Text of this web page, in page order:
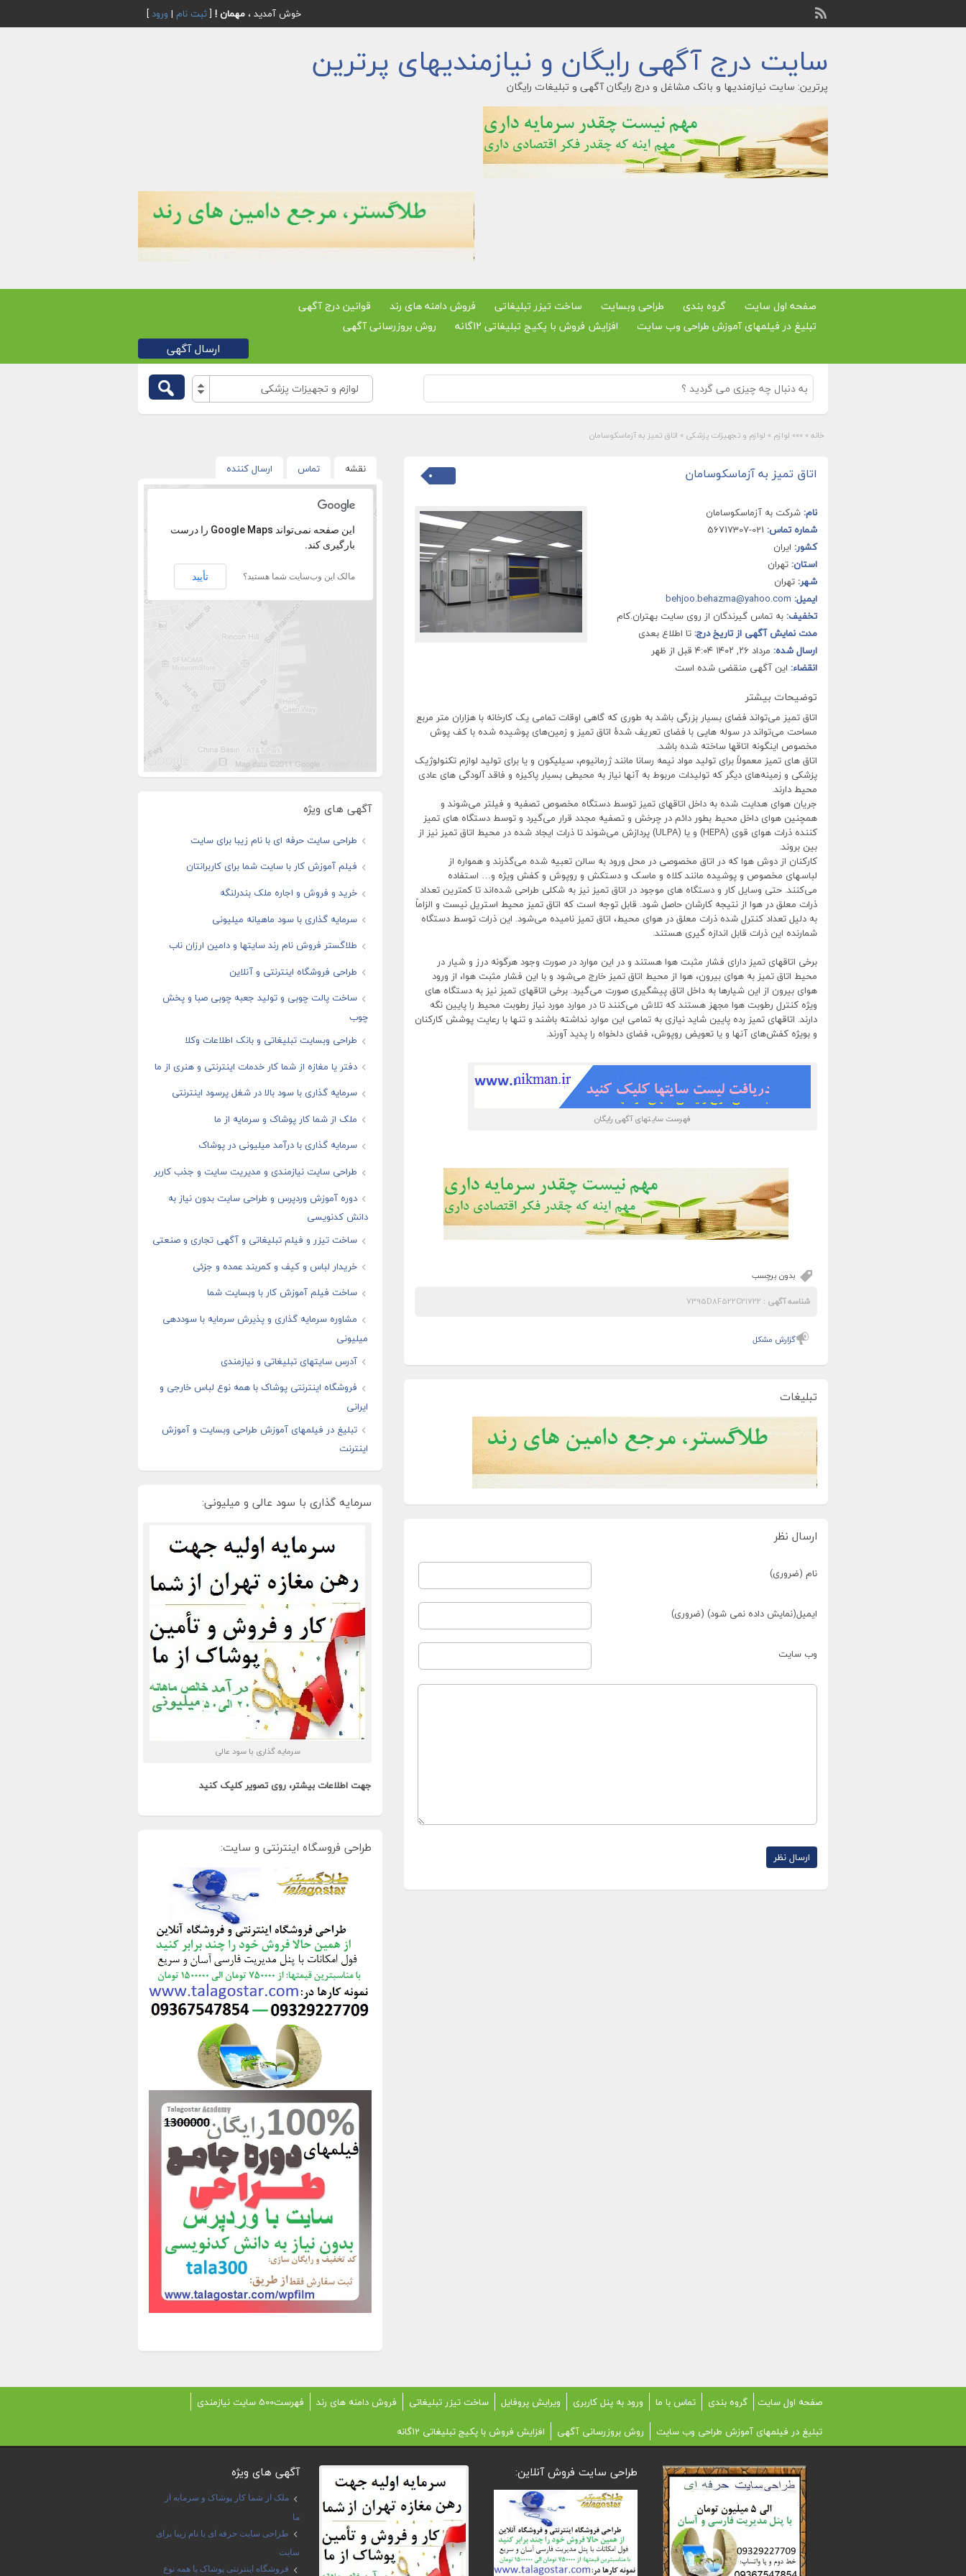
خوش آمدید ، مهمان ! [ثبت نام | ورود]
سایت درج آگهی رایگان و نیازمندیهای پرترین
پرترین: سایت نیازمندیها و بانک مشاغل و درج رایگان آگهی و تبلیغات رایگان
صفحه اول سایت گروه بندی طراحی وبسایت ساخت تیزر تبلیغاتی فروش دامنه های رند
قوانین درج آگهی
تبلیغ در فیلمهای آموزش طراحی وب سایت
افزایش فروش با پکیج تبلیغاتی 12گانه روش بروزرسانی آگهی
ارسال آگهی
لوازم و تجهیزات پزشکی
خانه » »»» لوازم » لوازم و تجهیزات پزشکی » اتاق تمیز به آزماسکوسامان
اتاق تمیز به آزماسکوسامان
نام: شرکت به آزماسکوسامان
شماره تماس:
کشور: ایران
استان: تهران
شهر: تهران
ایمیل: behjoo.behazma@yahoo.com
تخفیف: به تماس گیرندگان از روی سایت بهتران.کام
مدت نمایش آگهی از تاریخ درج: تا اطلاع بعدی
ارسال شده: مرداد ۲۶, ۱۴۰۲ ۴:۰۴ قبل از ظهر
انقضاء: این آگهی منقضی شده است
توضیحات بیشتر
اتاق تمیز می‌تواند فضای بسیار بزرگی باشد به طوری که گاهی اوقات تمامی یک کارخانه با هزاران متر مربع
مساحت می‌تواند در سوله هایی با فضای تعریف شدهٔ اتاق تمیز و زمین‌های پوشیده شده با کف پوش
مخصوص اینگونه اتاقها ساخته شده باشد.
اتاق ‌های تمیز معمولاً برای تولید مواد نیمه رسانا مانند ژرمانیوم، سیلیکون و یا برای تولید لوازم تکنولوژیک
پزشکی و زمینه‌های دیگر که تولیدات مربوط به آنها نیاز به محیطی بسیار پاکیزه و فاقد آلودگی های عادی
محیط دارند.
جریان هوای هدایت شده به داخل اتاقهای تمیز توسط دستگاه مخصوص تصفیه و فیلتر می‌شوند و
همچنین هوای داخل محیط بطور دائم در چرخش و تصفیه مجدد قرار می‌گیرد و توسط دستگاه های تمیز
کننده ذرات هوای قوی (HEPA) و یا (ULPA) پردازش می‌شوند تا ذرات ایجاد شده در محیط اتاق تمیز نیز از
بین بروند.
کارکنان از دوش هوا که در اتاق مخصوصی در محل ورود به سالن تعبیه شده می‌گذرند و همواره از
لباسهای مخصوص و پوشیده مانند کلاه و ماسک و دستکش و روپوش و کفش ویژه و… استفاده
می‌کنند. حتی وسایل کار و دستگاه های موجود در اتاق تمیز نیز به شکلی طراحی شده‌اند تا کمترین تعداد
ذرات معلق در هوا از نتیجه کارشان حاصل شود. قابل توجه‌ است که اتاق تمیز محیط استریل نیست و الزاماً
به دلیل تعداد کنترل شده ذرات معلق در هوای محیط، اتاق تمیز نامیده می‌شود. این ذرات توسط دستگاه
شمارنده این ذرات قابل اندازه گیری هستند.
برخی اتاقهای تمیز دارای فشار مثبت هوا هستند و در این موارد در صورت وجود هرگونه درز و شیار در
محیط اتاق تمیز به هوای بیرون، هوا از محیط اتاق تمیز خارج می‌شود و با این فشار مثبت هوا، از ورود
هوای بیرون از این شیارها به داخل اتاق پیشگیری صورت می‌گیرد. برخی اتاقهای تمیز نیز به دستگاه های
ویژه کنترل رطوبت هوا مجهز هستند که تلاش می‌کنند تا در موارد مورد نیاز رطوبت محیط را پایین نگه
دارند. اتاقهای تمیز رده پایین شاید نیازی به تمامی این موارد نداشته باشند و تنها با رعایت پوشش کارکنان
و بویژه کفش‌های آنها و یا تعویض روپوش، فضای دلخواه را پدید آورند.
فهرست سایتهای آگهی رایگان
بدون برچسب
شناسه آگهی :
گزارش مشکل
تبلیغات
ارسال نظر
نام (ضروری)
ایمیل(نمایش داده نمی شود) (ضروری)
وب سایت
نقشه تماس ارسال کننده
با عرض پوزش آدرس پیدا نشد.‏‫این صفحه نمی‌تواند Google Maps را درست
بارگیری کند.
مالک این وب‌سایت شما هستید؟ تأیید
آگهی های ویژه
طراحی سایت حرفه ای با نام زیبا برای سایت
فیلم آموزش کار با سایت شما برای کاربرانتان
خرید و فروش و اجاره ملک بندرلنگه
سرمایه گذاری با سود ماهیانه میلیونی
طلاگستر فروش نام رند سایتها و دامین ارزان ناب
طراحی فروشگاه اینترنتی و آنلاین
ساخت پالت چوبی و تولید جعبه چوبی صبا و پخش
چوب
طراحی وبسایت تبلیغاتی و بانک اطلاعات وکلا
دفتر یا مغازه از شما کار خدمات اینترنتی و هنری از ما
سرمایه گذاری با سود بالا در شغل پرسود اینترنتی
ملک از شما کار پوشاک و سرمایه از ما
سرمایه گذاری با درآمد میلیونی در پوشاک
طراحی سایت نیازمندی و مدیریت سایت و جذب کاربر
دوره آموزش وردپرس و طراحی سایت بدون نیاز به
دانش کدنویسی
ساخت تیزر و فیلم تبلیغاتی و آگهی تجاری و صنعتی
خریدار لباس و کیف و کمربند عمده و جزئی
ساخت فیلم آموزش کار با وبسایت شما
مشاوره سرمایه گذاری و پذیرش سرمایه با سوددهی
میلیونی
آدرس سایتهای تبلیغاتی و نیازمندی
فروشگاه اینترنتی پوشاک با همه نوع لباس خارجی و
ایرانی
تبلیغ در فیلمهای آموزش طراحی وبسایت و آموزش
اینترنت
سرمایه گذاری با سود عالی و میلیونی:
سرمایه گذاری با سود عالی
جهت اطلاعات بیشتر، روی تصویر کلیک کنید
طراحی فروسگاه اینترنتی و سایت:
صفحه اول سایت گروه بندی تماس با ما ورود به پنل کاربری ویرایش پروفایل ساخت تیزر تبلیغاتی فروش دامنه های رند
فهرست500 سایت نیازمندی
تبلیغ در فیلمهای آموزش طراحی وب سایت
روش بروزرسانی آگهی افزایش فروش با پکیج تبلیغاتی 12گانه
آگهی های ویژه
ملک از شما کار پوشاک و سرمایه از
ما
طراحی سایت حرفه ای با نام زیبا برای
سایت
فروشگاه اینترنتی پوشاک با همه نوع
طراحی سایت فروش آنلاین: